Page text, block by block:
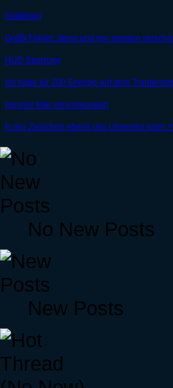
Grafikbug
Grafik Fehler: items und npc werden
HUD Sperrung
Ich habe für 200 Energie auf dem
ignorier liste verschwunden
In der Zwischen ebene des Uhrwerks kann
No New Posts
New Posts